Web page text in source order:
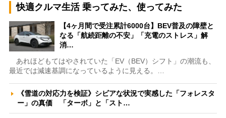
快適クルマ生活 乗ってみた、使ってみた
【4ヶ月間で受注累計6000台】BEV普及の障壁と
なる「航続距離の不安」「充電のストレス」解
消…
あれほどもてはやされていた「EV（BEV）シフト」の潮流も、
最近では減速基調になっているように見える。…
《雪道の対応力を検証》シビアな状況で実感した「フォレスタ
ー」の真価 「ターボ」と「スト…